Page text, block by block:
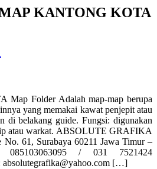
KANTONG KOTA
Folder Adalah map-map berupa
yang memakai kawat penjepit atau
di belakang guide. Fungsi: digunakan
atau warkat. ABSOLUTE GRAFIKA
61, Surabaya 60211 Jawa Timur –
085103063095 / 031 7521424
[…]